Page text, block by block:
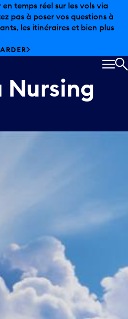
temps réel sur les vols via
pas à poser vos questions à
les itinéraires et bien plus
Nursing